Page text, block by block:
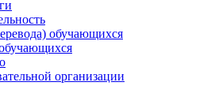
обучающихся
организации